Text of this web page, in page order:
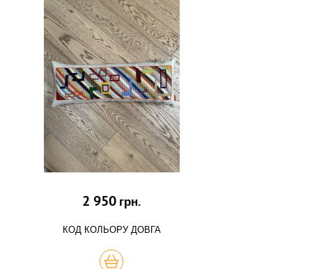
2 950 грн.
КОД КОЛЬОРУ ДОВГА
КУПИТЬ